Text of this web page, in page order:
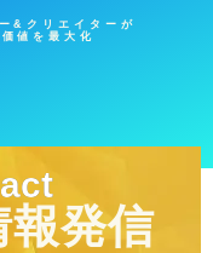
&クリエイターが
値を最大化
報発信